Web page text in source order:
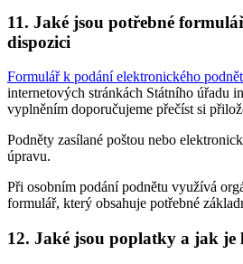
11. Jaké jsou potřebné
dispozici
Formulář k podání elektronického
internetových stránkách Státního úřadu
vyplněním doporučujeme přečíst si
Podněty zasílané poštou nebo
úpravu.
Při osobním podání podnětu využívá
formulář, který obsahuje potřebné
12. Jaké jsou poplatky a jak je